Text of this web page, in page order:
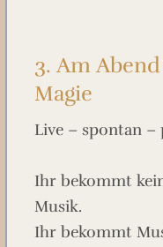
3. Am
Magie
Live – spontan –
Ihr bekommt
Musik.
Ihr bekommt